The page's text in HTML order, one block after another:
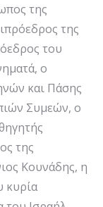
της
της
του
ο
και Πάσης
Συμεών, ο
της
Κουνάδης, η
κυρία